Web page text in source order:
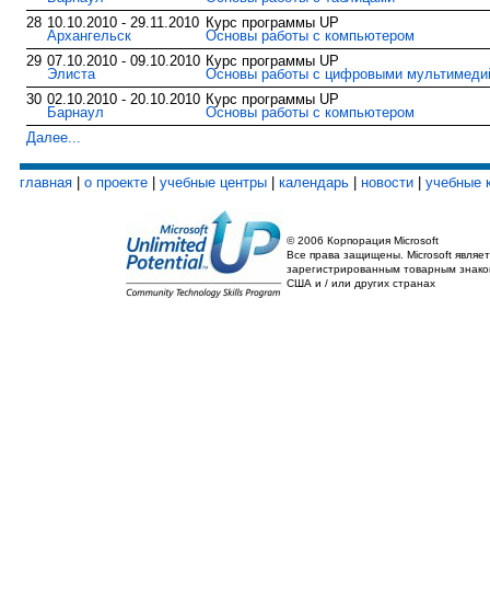
28 10.10.2010 - 29.11.2010
Архангельск
Курс программы UP
Основы работы с компьютером
29 07.10.2010 - 09.10.2010
Элиста
Курс программы UP
Основы работы с цифровыми
30 02.10.2010 - 20.10.2010
Барнаул
Курс программы UP
Основы работы с компьютером
Далее...
главная о проекте учебные центры календарь новости учебные
© 2006 Корпорация Microsoft
Все права защищены. Microsoft
зарегистрированным товарным
США и / или других странах